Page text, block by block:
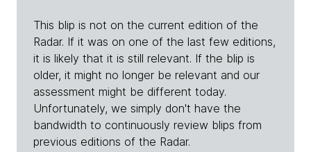
This blip is not on the current edition of the
Radar. If it was on one of the last few editions,
it is likely that it is still relevant. If the blip is
older, it might no longer be relevant and our
assessment might be different today.
Unfortunately, we simply don't have the
bandwidth to continuously review blips from
previous editions of the Radar.